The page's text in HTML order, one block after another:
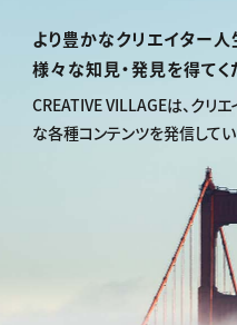
より豊かなクリエイター人
様々な知見・発見を得てく
CREATIVE VILLAGEは、クリ
な各種コンテンツを発信してい